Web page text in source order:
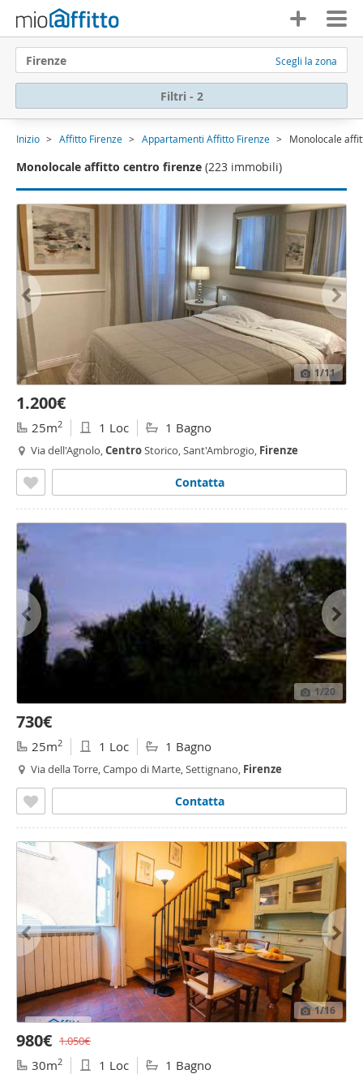
Firenze Scegli la zona
Filtri - 2
Inizio Affitto Firenze Appartamenti Affitto Firenze Monolocale
Monolocale affitto centro firenze (223 immobili)
1/11
1.200€
25m2 1 Loc 1 Bagno
Via dell'Agnolo,CentroStorico, Sant'Ambrogio, Firenze
Contatta
1/20
730€
25m2 1 Loc 1 Bagno
Via della Torre, Campo di Marte, Settignano, Firenze
Contatta
1/16
980€ 1.050€
30m2 1 Loc 1 Bagno